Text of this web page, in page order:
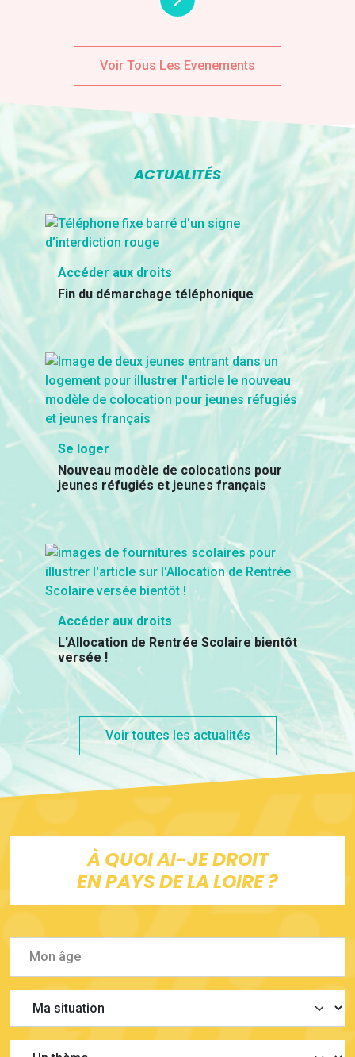
Voir Tous Les Evenements
ACTUALITÉS
Accéder aux droits
Fin du démarchage téléphonique
Se loger
Nouveau modèle de colocations pour
jeunes réfugiés et jeunes français
Accéder aux droits
L'Allocation de Rentrée Scolaire bientôt
versée !
Voir toutes les actualités
À QUOI AI-JE DROIT
EN PAYS DE LA LOIRE ?